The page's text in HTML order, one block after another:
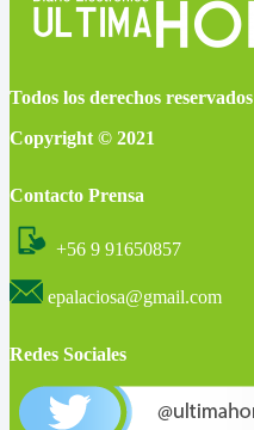
Todos los derechos reservados
Copyright © 2021
Contacto Prensa
+56 9 91650857
epalaciosa@gmail.com
Redes Sociales